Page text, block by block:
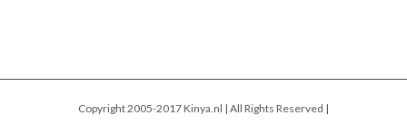
Copyright 2005-2017 Kinya.nl | All Rights Reserved |